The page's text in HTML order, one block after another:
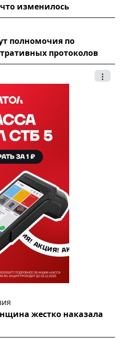
изменилось
полномочия по
протоколов
жестко наказала